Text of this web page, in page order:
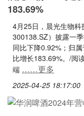
183.69%
4月25日，晨光生物科
300138.SZ）披露一
同比下降0.92%；归
比增长183.69%。/阅
端 ……更多
2025-04-25 18:17:00